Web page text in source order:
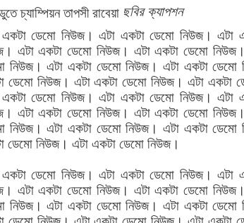
ছবির ক্যাপশন
একটা ডেমো নিউজ। এটা একটা ডেমো নিউজ। এটা
এটা একটা ডেমো নিউজ। এটা একটা ডেমো
নিউজ। এটা একটা ডেমো নিউজ। এটা একটা
ডেমো নিউজ। এটা একটা ডেমো নিউজ। এটা একটা
একটা ডেমো নিউজ। এটা একটা ডেমো নিউজ। এটা
এটা একটা ডেমো নিউজ। এটা একটা ডেমো
নিউজ। এটা একটা ডেমো নিউজ। এটা একটা
ডেমো নিউজ। এটা একটা ডেমো নিউজ।
একটা ডেমো নিউজ। এটা একটা ডেমো নিউজ। এটা
এটা একটা ডেমো নিউজ। এটা একটা ডেমো
নিউজ। এটা একটা ডেমো নিউজ। এটা একটা